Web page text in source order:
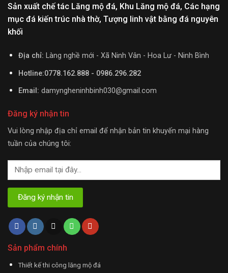
Sản xuất chế tác Lăng mộ đá, Khu Lăng mộ đá, Các hạng
mục đá kiến trúc nhà thờ, Tượng linh vật bằng đá nguyên
khối
Địa chỉ: Làng nghề mới - Xã Ninh Vân - Hoa Lư - Ninh Bình
Hotline:0778.162.888 - 0986.296.282
Email: damyngheninhbinh030@gmail.com
Đăng ký nhận tin
Vui lòng nhập địa chỉ email để nhận bản tin khuyến mại hàng
tuần của chúng tôi:
Sản phẩm chính
Thiết kế thi công lăng mộ đá